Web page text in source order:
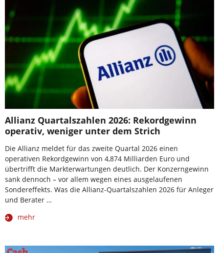
Allianz Quartalszahlen 2026: Rekordgewinn
operativ, weniger unter dem Strich
Die Allianz meldet für das zweite Quartal 2026 einen
operativen Rekordgewinn von 4,874 Milliarden Euro und
übertrifft die Markterwartungen deutlich. Der Konzerngewinn
sank dennoch – vor allem wegen eines ausgelaufenen
Sondereffekts. Was die Allianz-Quartalszahlen 2026 für Anleger
und Berater …
mehr